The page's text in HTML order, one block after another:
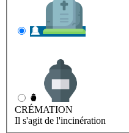
CRÉMATION
Il s'agit de l'incinération